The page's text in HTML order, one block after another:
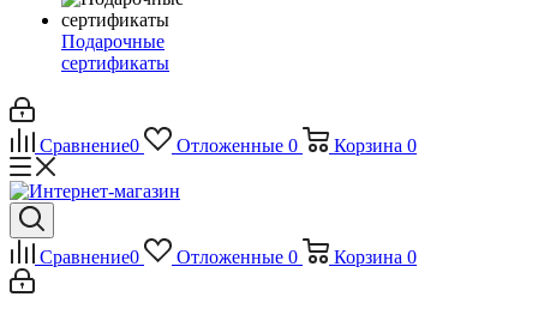
Подарочные
сертификаты
Сравнение0 Отложенные 0 Корзина 0
Сравнение0 Отложенные 0 Корзина 0